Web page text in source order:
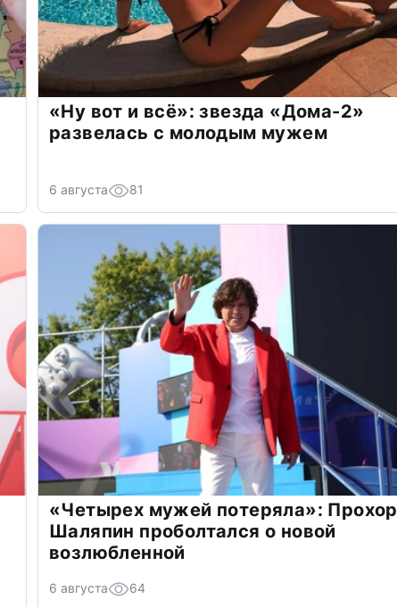
«Ну вот и всё»: звезда «Дома-2»
развелась с молодым мужем
6 августа 81
«Четырех мужей потеряла»: Прохор
Шаляпин проболтался о новой
возлюбленной
6 августа 64